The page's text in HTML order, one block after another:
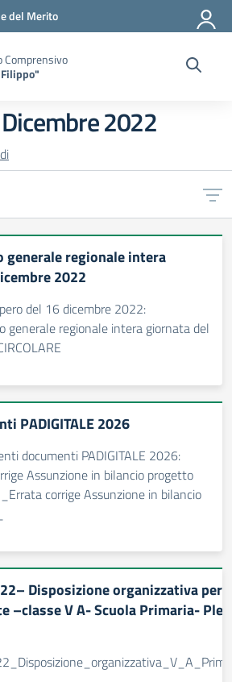
strumenti
del Merito
Comprensivo
2022
generale regionale intera
2022
del 16 dicembre 2022:
generale regionale intera giornata del
PADIGITALE 2026
documenti PADIGITALE 2026:
Assunzione in bilancio progetto
corrige Assunzione in bilancio
Disposizione organizzativa per
–classe V A- Scuola Primaria-